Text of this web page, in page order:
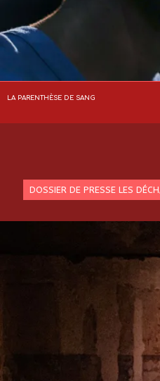
LA PARENTHÈSE DE SANG
DOSSIER DE PRESSE LES